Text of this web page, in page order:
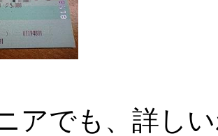
アでも、詳し